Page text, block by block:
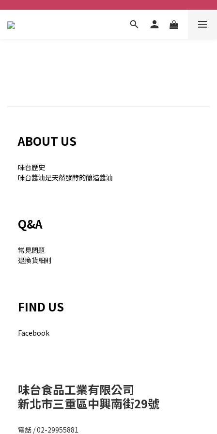
ABOUT US
味台歷史
味台醬油是天然發酵的釀造醬油
Q&A
常見問題
退換貨細則
FIND US
Facebook
味台食品工業有限公司
新北市三重區中興南街29號
電話 / 02-29955881